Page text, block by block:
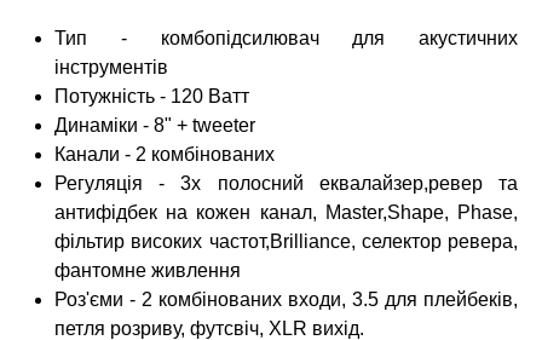
Тип - комбопідсилювач для акустичних
інструментів
Потужність - 120 Ватт
Динаміки - 8" + tweeter
Канали - 2 комбінованих
Регуляція - 3х полосний еквалайзер,ревер та
антифідбек на кожен канал, Master,Shape, Phase,
фільтир високих частот,Brilliance, селектор ревера,
фантомне живлення
Роз'єми - 2 комбінованих входи, 3.5 для плейбеків,
петля розриву, футсвіч, XLR вихід.